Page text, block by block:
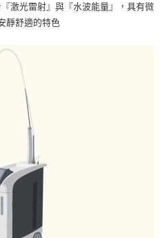
激光雷射』與『水波能量』，具有微
靜舒適的特色